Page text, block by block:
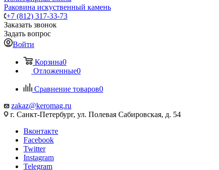
Раковина искуственный камень
+7 (812) 317-33-73
Заказать звонок
Задать вопрос
Войти
Корзина0
Отложенные0
Сравнение товаров0
zakaz@keromag.ru
г. Санкт-Петербург, ул. Полевая Сабировская, д. 54
Вконтакте
Facebook
Twitter
Instagram
Telegram